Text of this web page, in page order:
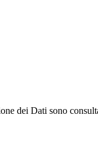
dei Dati sono